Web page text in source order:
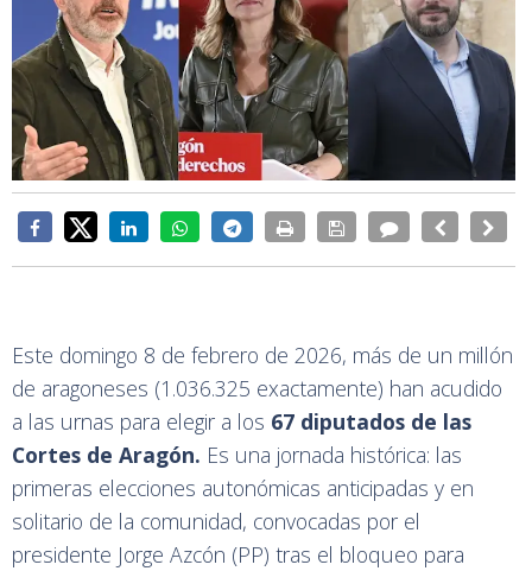
Este domingo 8 de febrero de 2026, más de un millón
de aragoneses (1.036.325 exactamente) han acudido
a las urnas para elegir a los 67 diputados de las
Cortes de Aragón. Es una jornada histórica: las
primeras elecciones autonómicas anticipadas y en
solitario de la comunidad, convocadas por el
presidente Jorge Azcón (PP) tras el bloqueo para